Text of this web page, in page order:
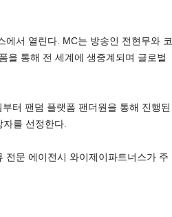
서 열린다. MC는 방송인 전현무와 코
을 통해 전 세계에 생중계되며 글로벌
터 팬덤 플랫폼 팬더원을 통해 진행된
를 선정한다.
문 에이전시 와이제이파트너스가 주